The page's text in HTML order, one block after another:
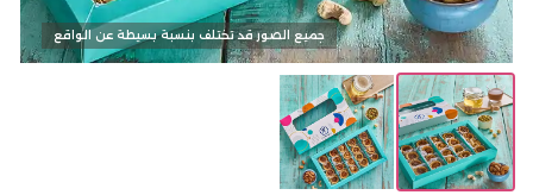
الالبان جميع الصور قد تختلف بنسبة بسيطة عن الواقع